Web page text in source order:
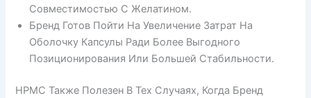
Совместимостью С Желатином.
Бренд Готов Пойти На Увеличение Затрат На
Оболочку Капсулы Ради Более Выгодного
Позиционирования Или Большей Стабильности.
HPMC Также Полезен В Тех Случаях, Когда Бренд